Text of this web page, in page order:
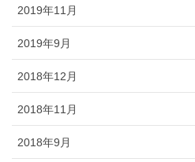
2019年11月
2019年9月
2018年12月
2018年11月
2018年9月